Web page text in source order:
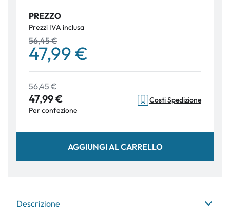
PREZZO
Prezzi IVA inclusa
56,45 €
47,99 €
56,45 €
47,99 €
Per confezione
Costi Spedizione
AGGIUNGI AL CARRELLO
Descrizione